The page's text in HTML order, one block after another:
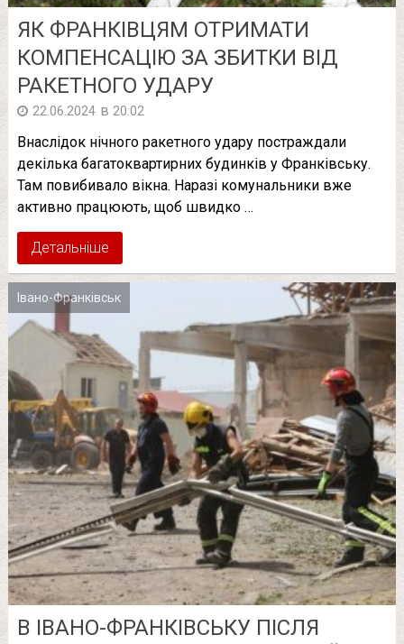
ЯК ФРАНКІВЦЯМ ОТРИМАТИ
КОМПЕНСАЦІЮ ЗА ЗБИТКИ ВІД
РАКЕТНОГО УДАРУ
22.06.2024 в 20:02
Внаслідок нічного ракетного удару постраждали
декілька багатоквартирних будинків у Франківську.
Там повибивало вікна. Наразі комунальники вже
активно працюють, щоб швидко …
Детальніше
Івано-Франківськ
В ІВАНО-ФРАНКІВСЬКУ ПІСЛЯ